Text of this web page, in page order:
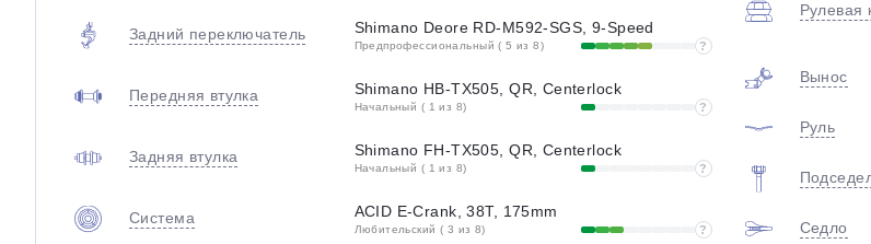
Задний переключатель Shimano Deore RD-M592-SGS, 9-Speed
Предпрофессиональный ( 5 из 8) ?
Передняя втулка Shimano HB-TX505, QR, Centerlock
Начальный ( 1 из 8) ?
Задняя втулка Shimano FH-TX505, QR, Centerlock
Начальный ( 1 из 8) ?
Система ACID E-Crank, 38T, 175mm
Любительский ( 3 из 8) ?
Рулевая
Вынос
Руль
Седло